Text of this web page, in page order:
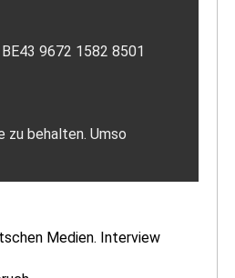
9672 1582 8501
zu behalten. Umso
Medien. Interview